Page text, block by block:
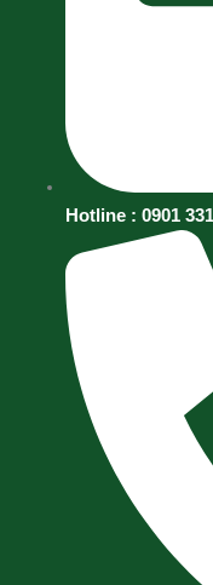
Hotline : 0901